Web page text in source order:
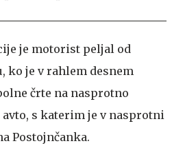
je motorist peljal od
ko je v rahlem desnem
črte na nasprotno
s katerim je v nasprotni
Postojnčanka.